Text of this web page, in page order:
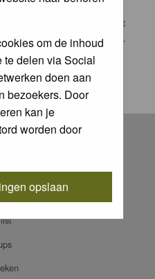
om de inhoud
te delen via Social
doen aan
bezoekers. Door
kan je
worden door
opslaan
wedstrijden organiseert
met leuke prijzen.
photo-challenge/